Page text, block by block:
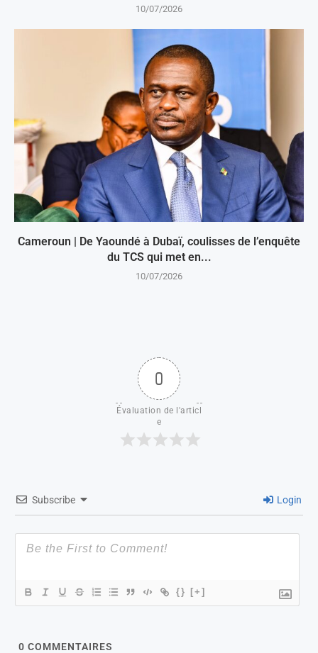
10/07/2026
Cameroun | De Yaoundé à Dubaï, coulisses de l’enquête
du TCS qui met en...
10/07/2026
0
Évaluation de l'articl
e
Subscribe Login
{} [+]
0 COMMENTAIRES